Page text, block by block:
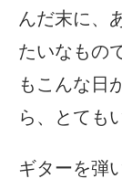
んだ末に、
たいなもの
もこんな日
ら、とても
ギターを弾